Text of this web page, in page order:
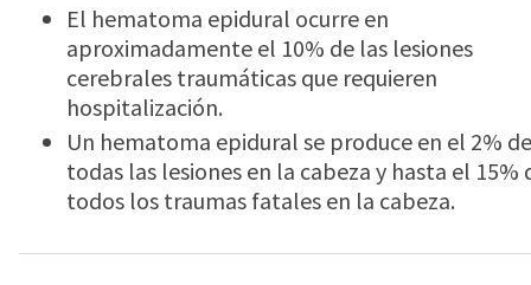
El hematoma epidural ocurre en
aproximadamente el 10% de las lesiones
cerebrales traumáticas que requieren
hospitalización.
Un hematoma epidural se produce en el 2% de
todas las lesiones en la cabeza y hasta el 15%
todos los traumas fatales en la cabeza.